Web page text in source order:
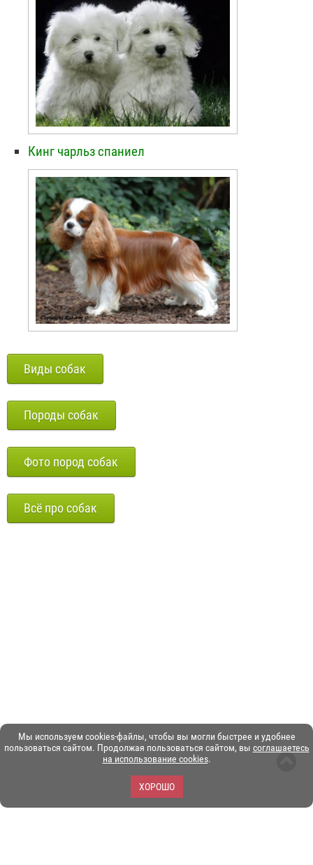
Мы используем cookies-файлы, чтобы вы могли быстрее и удобнее
пользоваться сайтом. Продолжая пользоваться сайтом, вы соглашаетесь
на использование cookies.
ХОРОШО
Кинг чарльз спаниел
Виды собак
Породы собак
Фото пород собак
Всё про собак